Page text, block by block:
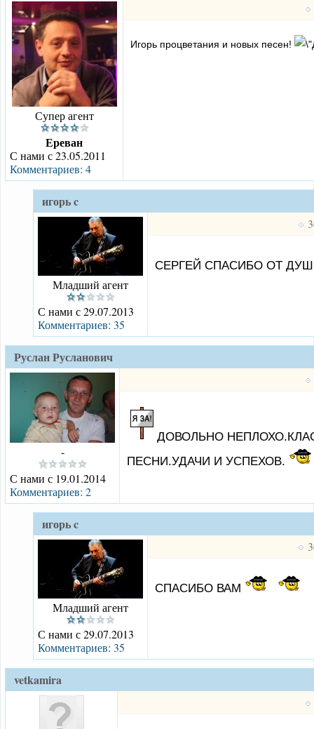
Супер агент
Ереван
С нами с 23.05.2011
Комментариев: 4
Игорь процветания и новых песен!
игорь c
Младший агент
С нами с 29.07.2013
Комментариев: 35
СЕРГЕЙ СПАСИБО ОТ
Руслан Русланович
-
С нами с 19.01.2014
Комментариев: 2
ДОВОЛЬНО
ПЕСНИ.УДАЧИ И УСПЕХОВ.
игорь c
Младший агент
С нами с 29.07.2013
Комментариев: 35
СПАСИБО ВАМ
vetkamira